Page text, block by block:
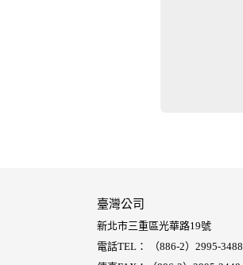
臺灣公司
新北市三重區光華路19號
電話TEL： （886-2）2995-3488